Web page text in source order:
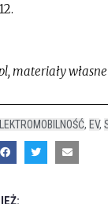
materiały własne
, EV,